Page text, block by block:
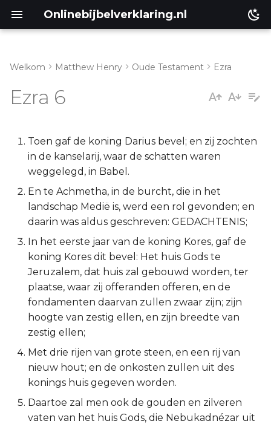
Onlinebijbelverklaring.nl
Lukas
Johannes
Handelingen
1 Korinthe
2 Korinthe
Galaten
Éfeze
Filipenzen
Kolossenzen
Welkom Matthew Henry Oude Testament Ezra
Ezra 6
Toen gaf de koning Darius bevel; en zij zochten
in de kanselarij, waar de schatten waren
weggelegd, in Babel.
En te Achmetha, in de burcht, die in het
landschap Medië is, werd een rol gevonden; en
daarin was aldus geschreven: GEDACHTENIS;
In het eerste jaar van de koning Kores, gaf de
koning Kores dit bevel: Het huis Gods te
Jeruzalem, dat huis zal gebouwd worden, ter
plaatse, waar zij offeranden offeren, en de
fondamenten daarvan zullen zwaar zijn; zijn
hoogte van zestig ellen, en zijn breedte van
zestig ellen;
Met drie rijen van grote steen, en een rij van
nieuw hout; en de onkosten zullen uit des
konings huis gegeven worden.
Daartoe zal men ook de gouden en zilveren
vaten van het huis Gods, die Nebukadnézar uit